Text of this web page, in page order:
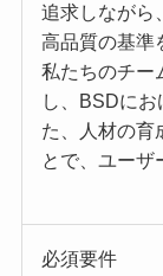
追求しながら
高品質の基準
私たちのチー
し、BSDに
た、人材の育
とで、ユーザ
必須要件